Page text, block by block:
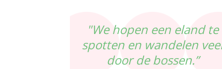
"We hopen een eland te
spotten en wandelen
door de bossen.”